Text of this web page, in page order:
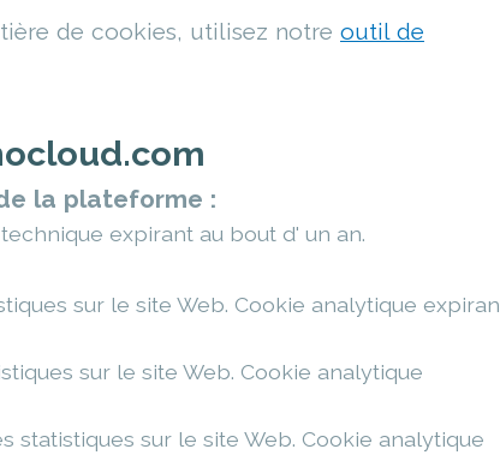
de cookies, utilisez notre outil de
la plateforme :
expirant au bout d' un an.
sur le site Web. Cookie analytique
sur le site Web. Cookie analytique
statistiques sur le site Web. Cookie analytique